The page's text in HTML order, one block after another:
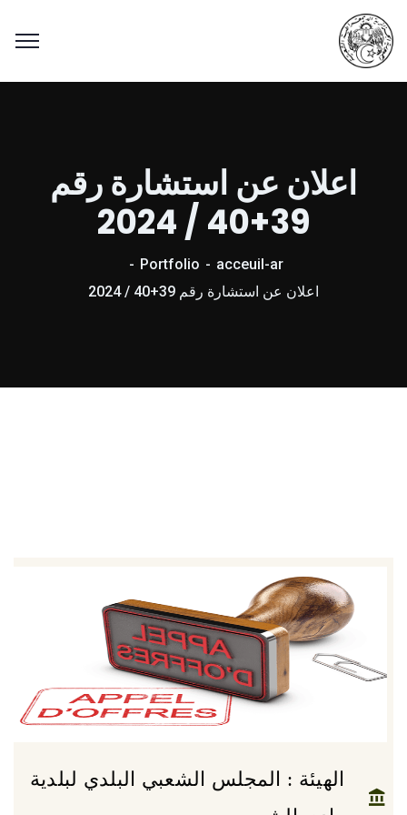
اعلان عن استشارة رقم
39+40 / 2024
acceuil-ar
Portfolio
اعلان عن استشارة رقم 39+40 / 2024
الهيئة : المجلس الشعبي البلدي لبلدية